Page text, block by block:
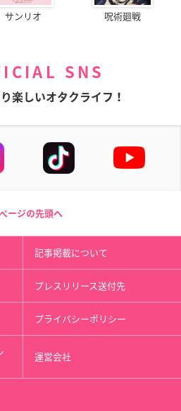
サンリオ 呪術廻戦
SNS
楽しいオタクライフ！
ージの先頭へ
記事掲載について
プレスリリース送付先
プライバシーポリシー
運営会社